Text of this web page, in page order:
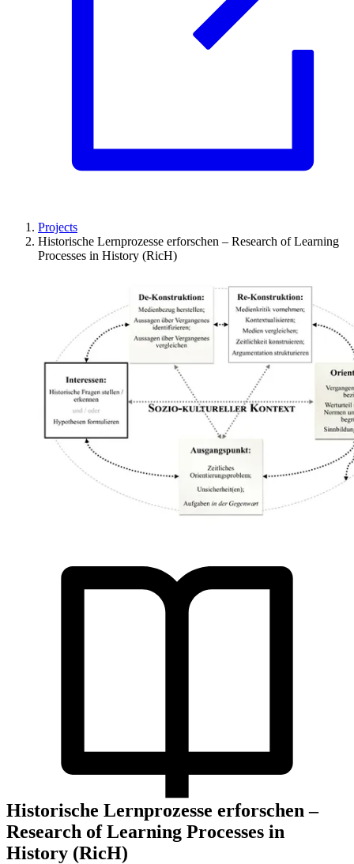
Projects
Historische Lernprozesse erforschen – Research of Learning
Processes in History (RicH)
Historische Lernprozesse erforschen –
Research of Learning Processes in
History (RicH)